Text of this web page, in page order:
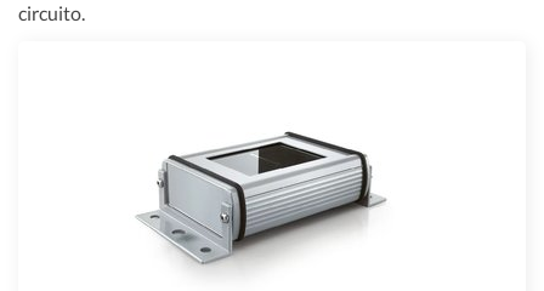
circuito.